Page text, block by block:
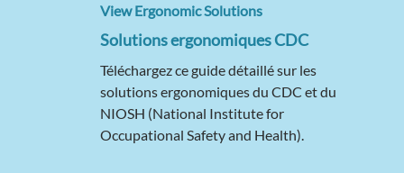
View Ergonomic Solutions
Solutions ergonomiques CDC
Téléchargez ce guide détaillé sur les
solutions ergonomiques du CDC et du
NIOSH (National Institute for
Occupational Safety and Health).